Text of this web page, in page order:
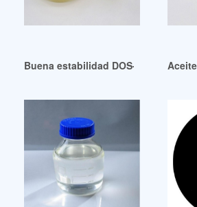
Buena estabilidad DOS-Di Octyl